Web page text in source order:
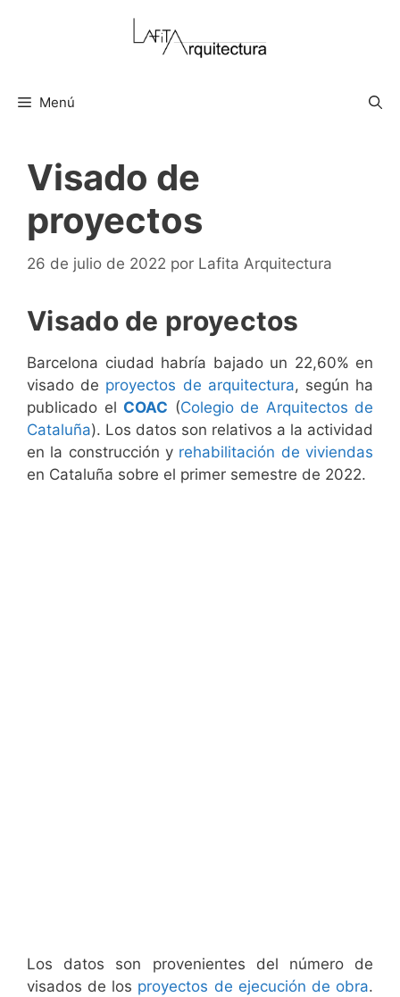
Menú
Visado de
proyectos
26 de julio de 2022 por Lafita Arquitectura
Visado de proyectos
Barcelona ciudad habría bajado un 22,60% en
visado de proyectos de arquitectura, según ha
publicado el COAC (Colegio de Arquitectos de
Cataluña). Los datos son relativos a la actividad
en la construcción y rehabilitación de viviendas
en Cataluña sobre el primer semestre de 2022.
Los datos son provenientes del número de
visados de los proyectos de ejecución de obra.